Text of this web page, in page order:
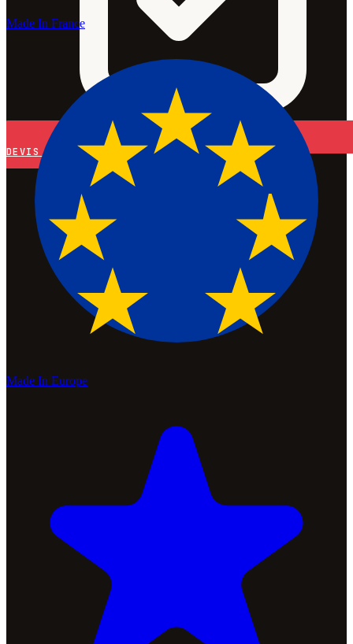
DEVIS
Made In France
Made In Europe